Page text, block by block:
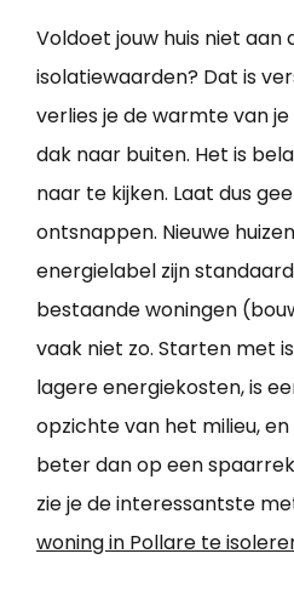
Voldoet jouw huis niet aan
isolatiewaarden? Dat is
verlies je de warmte van
dak naar buiten. Het is
naar te kijken. Laat dus
ontsnappen. Nieuwe
energielabel zijn
bestaande woningen
vaak niet zo. Starten met
lagere energiekosten, is
opzichte van het milieu,
beter dan op een
zie je de interessantste
woning in Pollare te